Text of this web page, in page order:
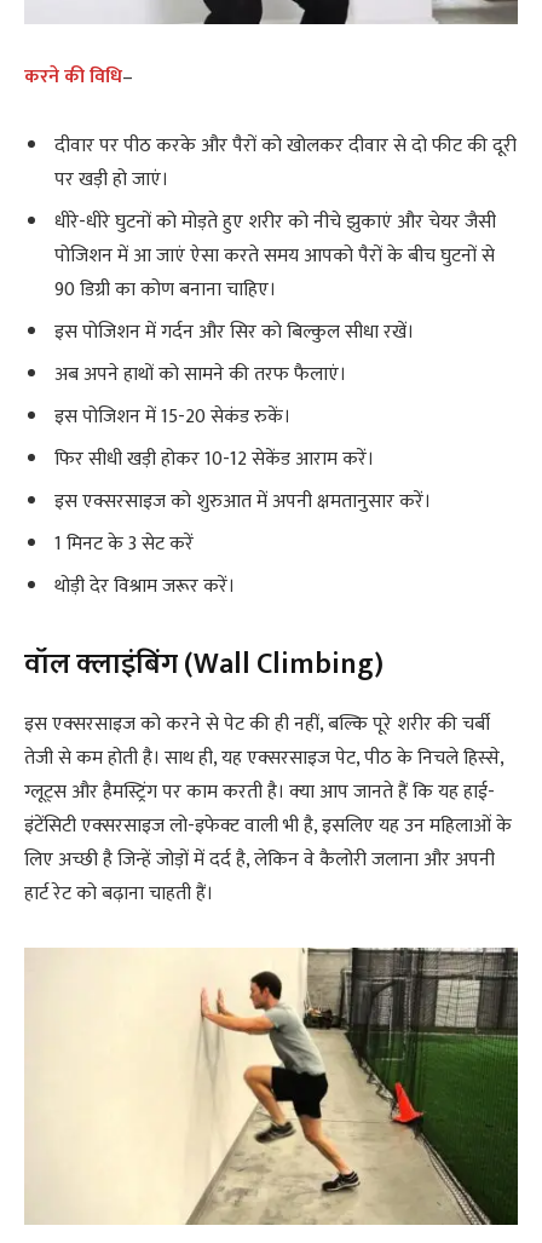
करने की विधि–
दीवार पर पीठ करके और पैरों को खोलकर दीवार से दो फीट की दूरी
पर खड़ी हो जाएं।
धीरे-धीरे घुटनों को मोड़ते हुए शरीर को नीचे झुकाएं और चेयर जैसी
पोजिशन में आ जाएं ऐसा करते समय आपको पैरों के बीच घुटनों से
90 डिग्री का कोण बनाना चाहिए।
इस पोजिशन में गर्दन और सिर को बिल्कुल सीधा रखें।
अब अपने हाथों को सामने की तरफ फैलाएं।
इस पोजिशन में 15-20 सेकंड रुकें।
फिर सीधी खड़ी होकर 10-12 सेकेंड आराम करें।
इस एक्सरसाइज को शुरुआत में अपनी क्षमतानुसार करें।
1 मिनट के 3 सेट करें
थोड़ी देर विश्राम जरूर करें।
वॉल क्लाइंबिंग (Wall Climbing)
इस एक्‍सरसाइज को करने से पेट की ही नहीं, बल्कि पूरे शरीर की चर्बी
तेजी से कम होती है। साथ ही, यह एक्‍सरसाइज पेट, पीठ के निचले हिस्से,
ग्लूट्स और हैमस्ट्रिंग पर काम करती है। क्‍या आप जानते हैं कि यह हाई-
इंटेंसिटी एक्‍सरसाइज लो-इफेक्ट वाली भी है, इसलिए यह उन महिलाओं के
लिए अच्छी है जिन्हें जोड़ों में दर्द है, लेकिन वे कैलोरी जलाना और अपनी
हार्ट रेट को बढ़ाना चाहती हैं।